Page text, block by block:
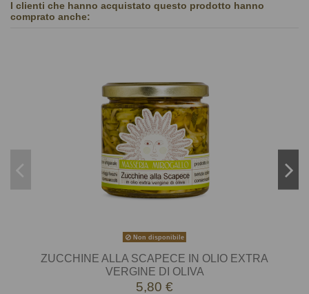
I clienti che hanno acquistato questo prodotto hanno
comprato anche:
Non disponibile
ZUCCHINE ALLA SCAPECE IN OLIO EXTRA
VERGINE DI OLIVA
5,80 €